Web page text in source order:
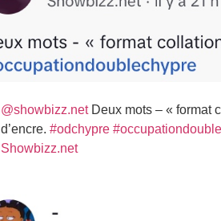
@showbizz.netDeux mots – « format
d’encre. #odchypre #occupationdouble
Showbizz.net